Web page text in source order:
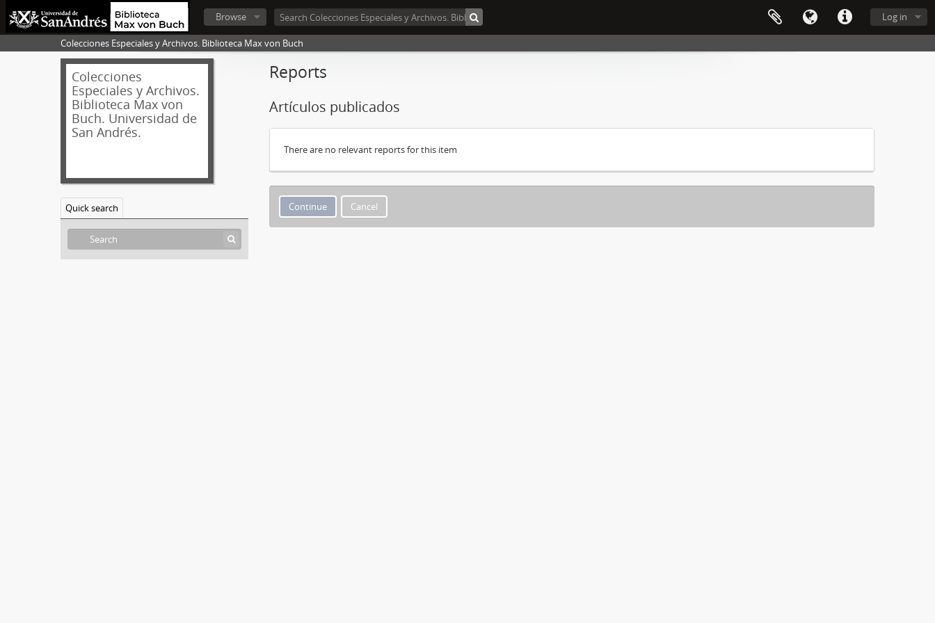
Log in
Browse
Colecciones Especiales y Archivos. Biblioteca Max von Buch
Colecciones
Especiales y Archivos.
Biblioteca Max von
Buch. Universidad de
San Andrés.
Quick search
Reports
Artículos publicados
There are no relevant reports for this item
Cancel